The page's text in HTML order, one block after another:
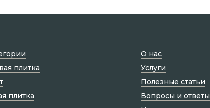
О нас
Услуги
Полезные статьи
Вопросы и ответы
плитка
плитка